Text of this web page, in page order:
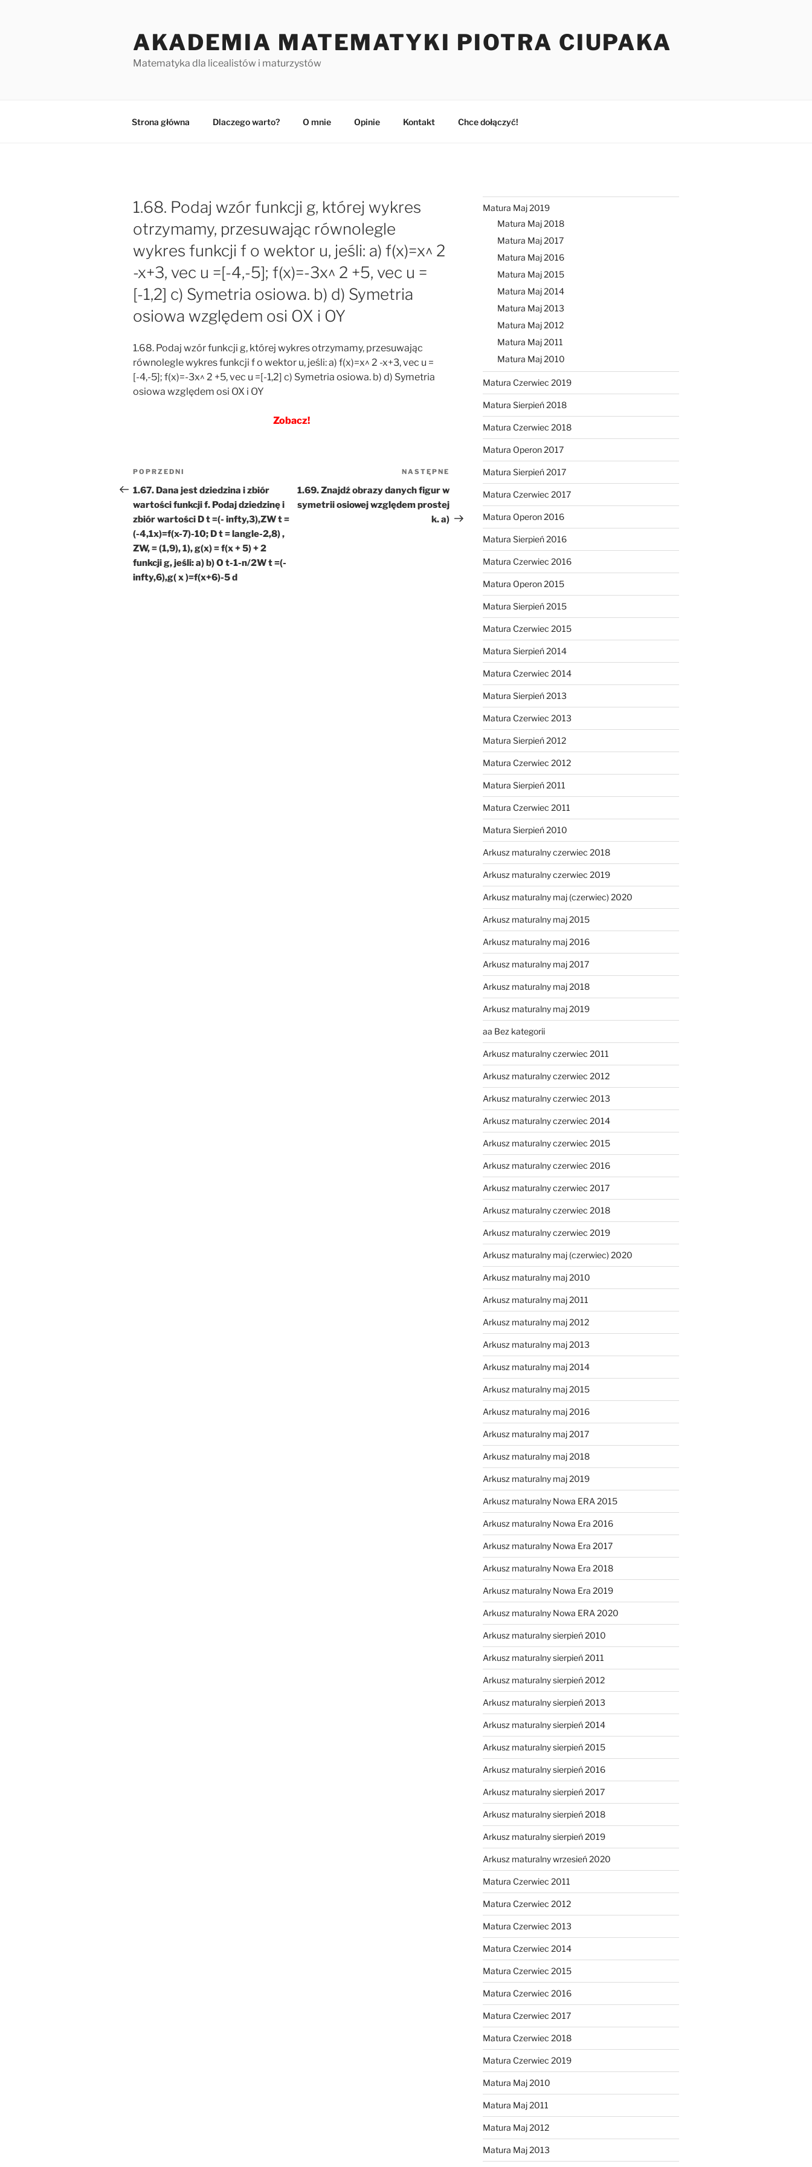
AKADEMIA MATEMATYKI PIOTRA CIUPAKA
Matematyka dla licealistów i maturzystów
Strona główna Dlaczego warto? O mnie Opinie Kontakt Chce dołączyć!
1.68. Podaj wzór funkcji g, której wykres
otrzymamy, przesuwając równolegle
wykres funkcji f o wektor u, jeśli: a) f(x)=x^ 2
-x+3, vec u =[-4,-5]; f(x)=-3x^ 2 +5, vec u =
[-1,2] c) Symetria osiowa. b) d) Symetria
osiowa względem osi OX i OY
1.68. Podaj wzór funkcji g, której wykres otrzymamy, przesuwając
równolegle wykres funkcji f o wektor u, jeśli: a) f(x)=x^ 2 -x+3, vec u =
[-4,-5]; f(x)=-3x^ 2 +5, vec u =[-1,2] c) Symetria osiowa. b) d) Symetria
osiowa względem osi OX i OY
Zobacz!
Nawigacja
wpisu
Poprzedni
wpis
POPRZEDNI
1.67. Dana jest dziedzina i zbiór
wartości funkcji f. Podaj dziedzinę i
zbiór wartości D t =(- infty,3),ZW t =
(-4,1x)=f(x-7)-10; D t = langle-2,8) ,
ZW, = (1,9), 1), g(x) = f(x + 5) + 2
funkcji g, jeśli: a) b) O t-1-n/2W t =(-
infty,6),g( x )=f(x+6)-5 d
Następny
wpis
NASTĘPNE
1.69. Znajdź obrazy danych figur w
symetrii osiowej względem prostej
k. a)
Matura Maj 2019
Matura Maj 2018
Matura Maj 2017
Matura Maj 2016
Matura Maj 2015
Matura Maj 2014
Matura Maj 2013
Matura Maj 2012
Matura Maj 2011
Matura Maj 2010
Matura Czerwiec 2019
Matura Sierpień 2018
Matura Czerwiec 2018
Matura Operon 2017
Matura Sierpień 2017
Matura Czerwiec 2017
Matura Operon 2016
Matura Sierpień 2016
Matura Czerwiec 2016
Matura Operon 2015
Matura Sierpień 2015
Matura Czerwiec 2015
Matura Sierpień 2014
Matura Czerwiec 2014
Matura Sierpień 2013
Matura Czerwiec 2013
Matura Sierpień 2012
Matura Czerwiec 2012
Matura Sierpień 2011
Matura Czerwiec 2011
Matura Sierpień 2010
Arkusz maturalny czerwiec 2018
Arkusz maturalny czerwiec 2019
Arkusz maturalny maj (czerwiec) 2020
Arkusz maturalny maj 2015
Arkusz maturalny maj 2016
Arkusz maturalny maj 2017
Arkusz maturalny maj 2018
Arkusz maturalny maj 2019
aa Bez kategorii
Arkusz maturalny czerwiec 2011
Arkusz maturalny czerwiec 2012
Arkusz maturalny czerwiec 2013
Arkusz maturalny czerwiec 2014
Arkusz maturalny czerwiec 2015
Arkusz maturalny czerwiec 2016
Arkusz maturalny czerwiec 2017
Arkusz maturalny czerwiec 2018
Arkusz maturalny czerwiec 2019
Arkusz maturalny maj (czerwiec) 2020
Arkusz maturalny maj 2010
Arkusz maturalny maj 2011
Arkusz maturalny maj 2012
Arkusz maturalny maj 2013
Arkusz maturalny maj 2014
Arkusz maturalny maj 2015
Arkusz maturalny maj 2016
Arkusz maturalny maj 2017
Arkusz maturalny maj 2018
Arkusz maturalny maj 2019
Arkusz maturalny Nowa ERA 2015
Arkusz maturalny Nowa Era 2016
Arkusz maturalny Nowa Era 2017
Arkusz maturalny Nowa Era 2018
Arkusz maturalny Nowa Era 2019
Arkusz maturalny Nowa ERA 2020
Arkusz maturalny sierpień 2010
Arkusz maturalny sierpień 2011
Arkusz maturalny sierpień 2012
Arkusz maturalny sierpień 2013
Arkusz maturalny sierpień 2014
Arkusz maturalny sierpień 2015
Arkusz maturalny sierpień 2016
Arkusz maturalny sierpień 2017
Arkusz maturalny sierpień 2018
Arkusz maturalny sierpień 2019
Arkusz maturalny wrzesień 2020
Matura Czerwiec 2011
Matura Czerwiec 2012
Matura Czerwiec 2013
Matura Czerwiec 2014
Matura Czerwiec 2015
Matura Czerwiec 2016
Matura Czerwiec 2017
Matura Czerwiec 2018
Matura Czerwiec 2019
Matura Maj 2010
Matura Maj 2011
Matura Maj 2012
Matura Maj 2013